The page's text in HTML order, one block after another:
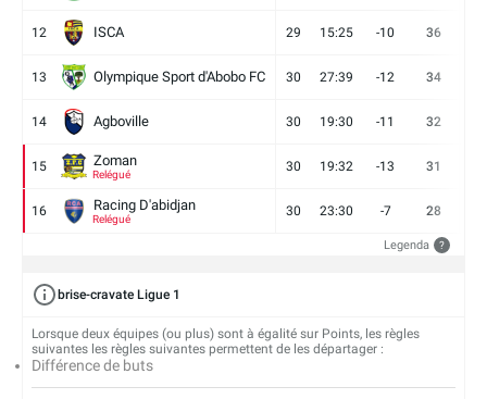
12 ISCA 29 15:25 -10 36
13 Olympique Sport d'Abobo FC 30 27:39 -12 34
14 Agboville 30 19:30 -11 32
15 Zoman
Relégué
30 19:32 -13 31
16 Racing D'abidjan
Relégué
30 23:30 -7 28
Legenda ?
brise-cravate Ligue 1
Lorsque deux équipes (ou plus) sont à égalité sur Points, les règles
suivantes les règles suivantes permettent de les départager :
Différence de buts